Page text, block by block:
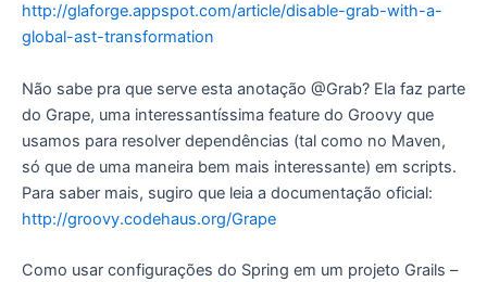
http://glaforge.appspot.com/article/disable-grab-with-a-
global-ast-transformation
Não sabe pra que serve esta anotação @Grab? Ela faz parte
do Grape, uma interessantíssima feature do Groovy que
usamos para resolver dependências (tal como no Maven,
só que de uma maneira bem mais interessante) em scripts.
Para saber mais, sugiro que leia a documentação oficial:
http://groovy.codehaus.org/Grape
Como usar configurações do Spring em um projeto Grails –